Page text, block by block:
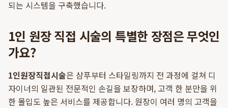
되는 시스템을 구축했습니다.
1인 원장 직접 시술의 특별한 장점은 무엇인
가요?
1인원장직접시술은 샴푸부터 스타일링까지 전 과정에 걸쳐 디
자이너의 일관된 전문적인 손길을 보장하며, 고객 한 분만을 위
한 몰입도 높은 서비스를 제공합니다. 원장이 여러 명의 고객을